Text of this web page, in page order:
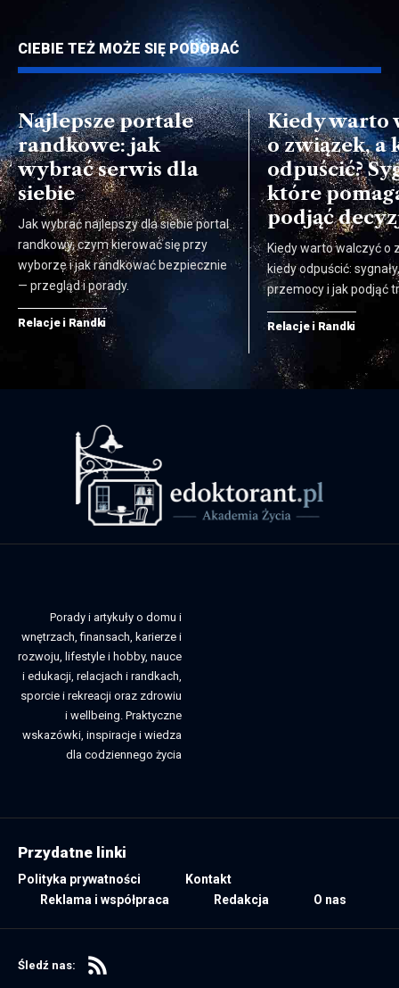
CIEBIE TEŻ MOŻE SIĘ PODOBAĆ
Najlepsze portale
randkowe: jak
wybrać serwis dla
siebie
Jak wybrać najlepszy dla siebie portal
randkowy, czym kierować się przy
wyborze i jak randkować bezpiecznie
— przegląd i porady.
Relacje i Randki
Kiedy warto
o związek, a
odpuścić?
które
podjąć
Kiedy warto walczyć o
kiedy odpuścić:
przemocy i jak podjąć
Relacje i Randki
Porady i artykuły o domu i
wnętrzach, finansach, karierze i
rozwoju, lifestyle i hobby, nauce
i edukacji, relacjach i randkach,
sporcie i rekreacji oraz zdrowiu
i wellbeing. Praktyczne
wskazówki, inspiracje i wiedza
dla codziennego życia
Śledź nas:
Przydatne linki
Polityka prywatności
Kontakt
Reklama i współpraca
Redakcja O nas